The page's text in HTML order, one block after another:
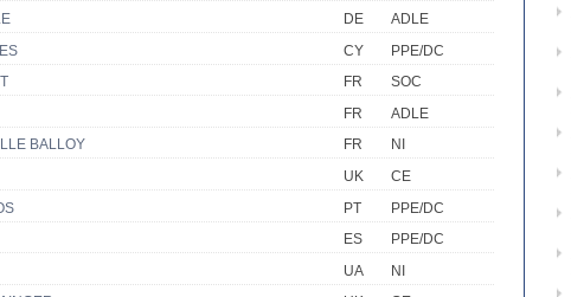
DE
ADLE
CY
PPE/DC
FR
SOC
FR
ADLE
BALLOY
FR
NI
UK
CE
PT
PPE/DC
ES
PPE/DC
UA
NI